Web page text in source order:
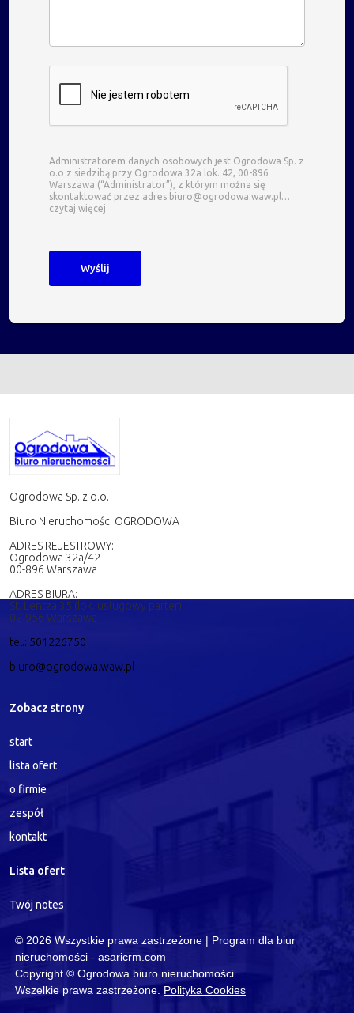
Administratorem danych osobowych jest Ogrodowa Sp. z
o.o z siedzibą przy Ogrodowa 32a lok. 42, 00-896
Warszawa (“Administrator”), z którym można się
skontaktować przez adres biuro@ogrodowa.waw.pl…
czytaj więcej
Ogrodowa Sp. z o.o.
Biuro Nieruchomości OGRODOWA
ADRES REJESTROWY:
Ogrodowa 32a/42
00-896 Warszawa
ADRES BIURA:
St. Lentza 35 (lok. usługowy parter)
02-956 Warszawa
tel.: 501226750
biuro@ogrodowa.waw.pl
Zobacz strony
start
lista ofert
o firmie
zespół
kontakt
Lista ofert
Twój notes
© 2026 Wszystkie prawa zastrzeżone | Program dla biur
nieruchomości - asaricrm.com
Copyright © Ogrodowa biuro nieruchomości.
Wszelkie prawa zastrzeżone. Polityka Cookies